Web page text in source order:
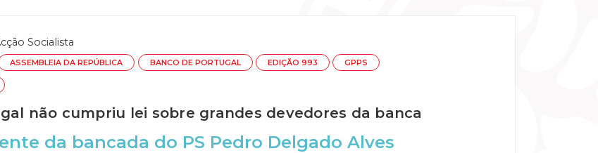
Socialista
ASSEMBLEIA DA REPÚBLICA BANCO DE PORTUGAL EDIÇÃO 993 GPPS
não cumpriu lei sobre grandes devedores da banca
da bancada do PS Pedro Delgado Alves